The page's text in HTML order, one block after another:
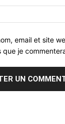
email et site
je